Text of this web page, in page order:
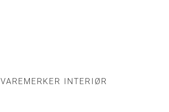
VAREMERKER INTERIØR